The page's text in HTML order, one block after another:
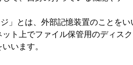
ジ」とは、外部記憶装置のことを
ット上でファイル保管用のディス
います。